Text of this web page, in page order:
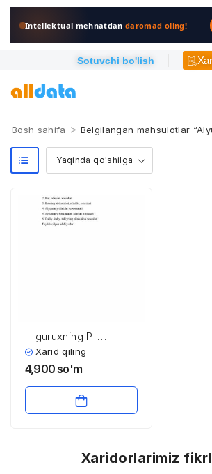
Intellektual mehnatdandaromad oling!
Sotuvchi bo'lish
Bosh sahifa > Belgilangan mahsulotlar
III guruxning P-
elementlari
Xarid qiling
4,900 so'm
Xaridorlarimiz